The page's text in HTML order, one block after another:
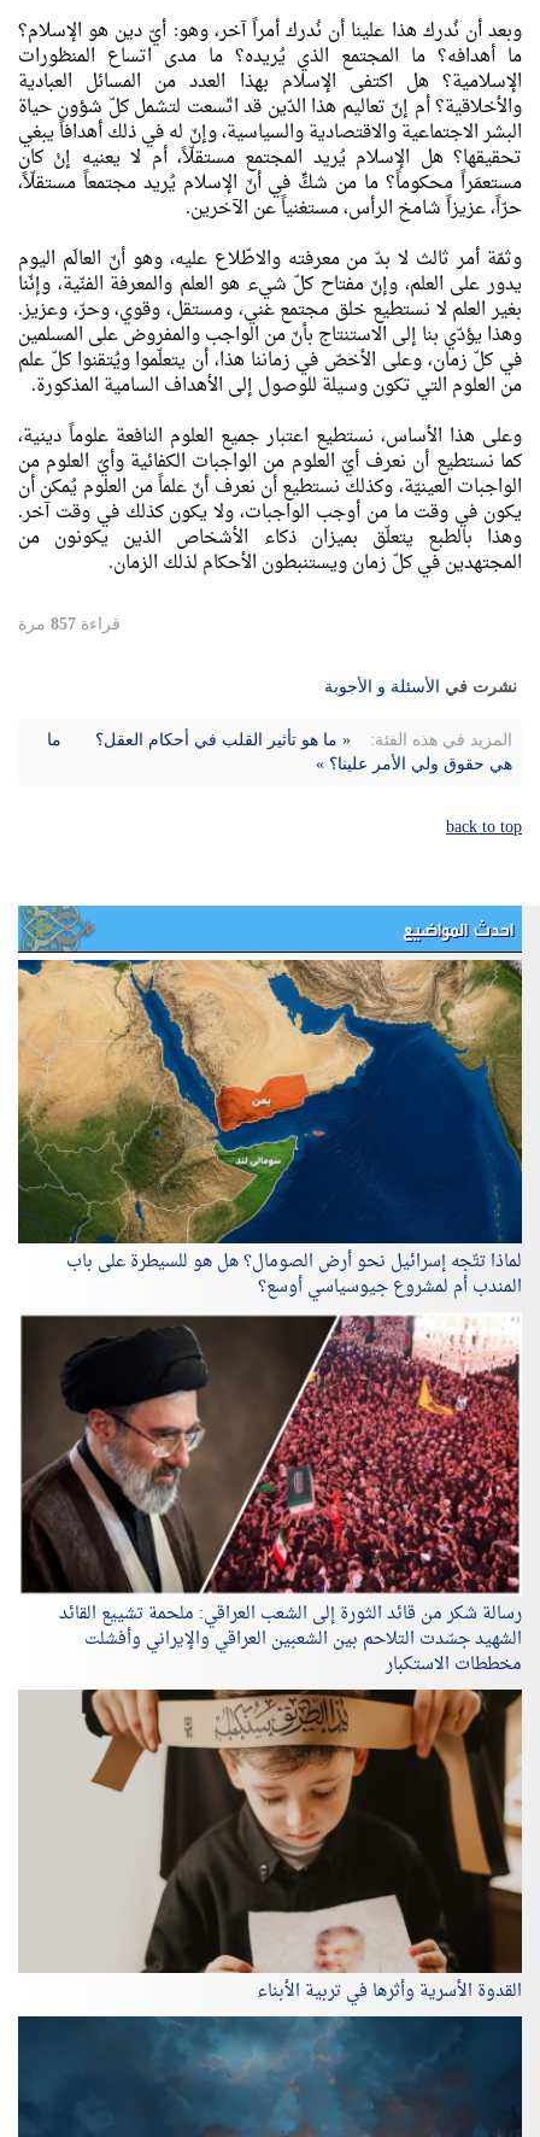
وبعد أن نُدرك هذا علينا أن نُدرك أمراً آخر، وهو: أيّ دين هو الإسلام؟
ما أهدافه؟ ما المجتمع الذي يُريده؟ ما مدى اتساع المنظورات
الإسلامية؟ هل اكتفى الإسلام بهذا العدد من المسائل العبادية
والأخلاقية؟ أم إنّ تعاليم هذا الدّين قد اتّسعت لتشمل كلّ شؤون حياة
البشر الاجتماعية والاقتصادية والسياسية، وإنّ له في ذلك أهدافاً يبغي
تحقيقها؟ هل الإسلام يُريد المجتمع مستقلّاً، أم لا يعنيه إنْ كان
مستعمَراً محكوماً؟ ما من شكٍّ في أنّ الإسلام يُريد مجتمعاً مستقلّاً،
حرّاً، عزيزاً شامخ الرأس، مستغنياً عن الآخرين.
وثمّة أمر ثالث لا بدّ من معرفته والاطّلاع عليه، وهو أنّ العالَم اليوم
يدور على العلم، وإنّ مفتاح كلّ شيء هو العلم والمعرفة الفنّية، وإنّنا
بغير العلم لا نستطيع خلق مجتمع غني، ومستقل، وقوي، وحرّ، وعزيز.
وهذا يؤدّي بنا إلى الاستنتاج بأنّ من الواجب والمفروض على المسلمين
في كلّ زمان، وعلى الأخصّ في زماننا هذا، أن يتعلّموا ويُتقنوا كلّ علم
من العلوم التي تكون وسيلة للوصول إلى الأهداف السامية المذكورة.
وعلى هذا الأساس، نستطيع اعتبار جميع العلوم النافعة علوماً دينية،
كما نستطيع أن نعرف أيّ العلوم من الواجبات الكفائية وأيّ العلوم من
الواجبات العينيّة، وكذلك نستطيع أن نعرف أنّ علماً من العلوم يُمكن أن
يكون في وقت ما من أوجب الواجبات، ولا يكون كذلك في وقت آخر.
وهذا بالطبع يتعلّق بميزان ذكاء الأشخاص الذين يكونون من
المجتهدين في كلّ زمان ويستنبطون الأحكام لذلك الزمان.
قراءة 857 مرة
نشرت في الأسئلة و الأجوبة
المزيد في هذه الفئة: « ما هو تأثير القلب في أحكام العقل؟
ما
هي حقوق ولي الأمر علينا؟ »
back to top
احدث المواضيع
لماذا تتّجه إسرائيل نحو أرض الصومال؟ هل هو للسيطرة على باب
المندب أم لمشروع جيوسياسي أوسع؟
رسالة شكر من قائد الثورة إلى الشعب العراقي: ملحمة تشييع القائد
الشهيد جسّدت التلاحم بين الشعبين العراقي والإيراني وأفشلت
مخططات الاستكبار
القدوة الأسرية وأثرها في تربية الأبناء